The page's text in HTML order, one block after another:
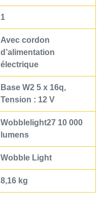
‎1
‎Avec cordon
d’alimentation
électrique
‎Base W2 5 x 16q,
Tension : 12 V
‎Wobblelight27 10 000
lumens
‎Wobble Light
‎8,16 kg